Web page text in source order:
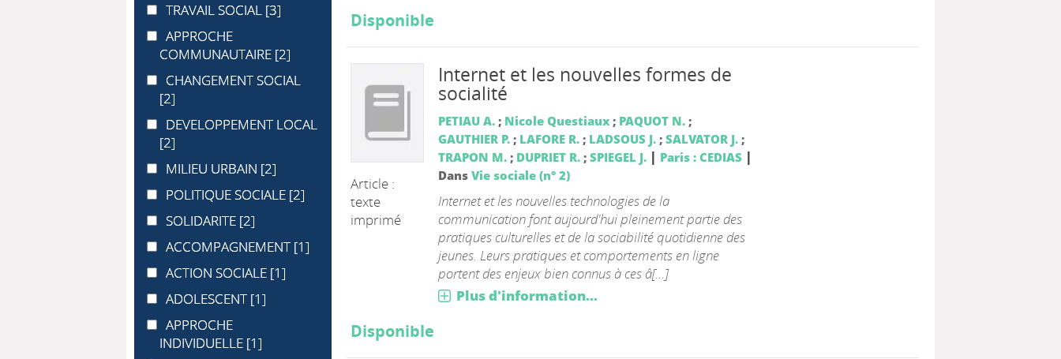
Disponible
Article :
texte
imprimé
Internet et les nouvelles formes de
socialité
PETIAU A.; Nicole Questiaux; PAQUOT N.;
GAUTHIER P.; LAFORE R.; LADSOUS J.; SALVATOR J.;
TRAPON M.; DUPRIET R.; SPIEGEL J. | Paris : CEDIAS |
Dans Vie sociale (n° 2)
Internet et les nouvelles technologies de la
communication font aujourd'hui pleinement partie des
pratiques culturelles et de la sociabilité quotidienne des
jeunes. Leurs pratiques et comportements en ligne
portent des enjeux bien connus à ces â[...]
Plus d'information...
Disponible
TRAVAIL SOCIAL
TRAVAIL SOCIAL [3]
APPROCHE COMMUNAUTAIRE
APPROCHE
COMMUNAUTAIRE [2]
CHANGEMENT SOCIAL
CHANGEMENT SOCIAL
[2]
DEVELOPPEMENT LOCAL
DEVELOPPEMENT LOCAL
[2]
MILIEU URBAIN
MILIEU URBAIN [2]
POLITIQUE SOCIALE
POLITIQUE SOCIALE [2]
SOLIDARITE
SOLIDARITE [2]
ACCOMPAGNEMENT
ACCOMPAGNEMENT [1]
ACTION SOCIALE
ACTION SOCIALE [1]
ADOLESCENT
ADOLESCENT [1]
APPROCHE INDIVIDUELLE
APPROCHE
INDIVIDUELLE [1]